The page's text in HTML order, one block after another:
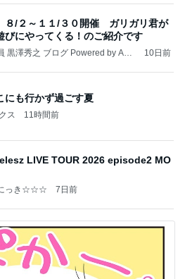
８/２～１１/３０開催 ガリガリ君が
びにやってくる！のご紹介です
黒澤秀之 ブログ Powered by Ame
10日前
にも行かず過ごす夏
ス 11時間前
LIVE TOUR 2026 episode2 MO
っき☆☆☆ 7日前